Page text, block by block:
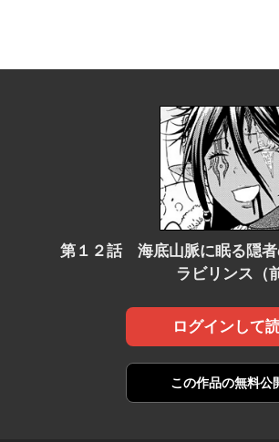
第１２話 海底山脈に眠る隠者
ラビリンス（
ログインして
この作品の無料公